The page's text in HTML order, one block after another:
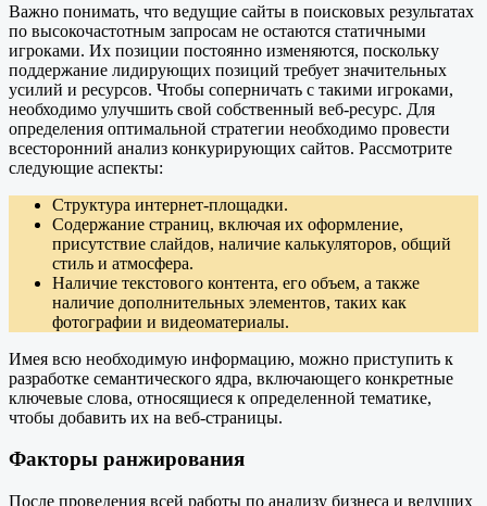
Важно понимать, что ведущие сайты в поисковых результатах
по высокочастотным запросам не остаются статичными
игроками. Их позиции постоянно изменяются, поскольку
поддержание лидирующих позиций требует значительных
усилий и ресурсов. Чтобы соперничать с такими игроками,
необходимо улучшить свой собственный веб-ресурс. Для
определения оптимальной стратегии необходимо провести
всесторонний анализ конкурирующих сайтов. Рассмотрите
следующие аспекты:
Структура интернет-площадки.
Содержание страниц, включая их оформление,
присутствие слайдов, наличие калькуляторов, общий
стиль и атмосфера.
Наличие текстового контента, его объем, а также
наличие дополнительных элементов, таких как
фотографии и видеоматериалы.
Имея всю необходимую информацию, можно приступить к
разработке семантического ядра, включающего конкретные
ключевые слова, относящиеся к определенной тематике,
чтобы добавить их на веб-страницы.
Факторы ранжирования
После проведения всей работы по анализу бизнеса и ведущих